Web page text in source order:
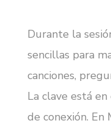
Durante la
sencillas para
canciones,
La clave está
de conexión. En